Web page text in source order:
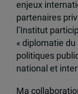
enjeux
partenaires
l’Institut
« diplomatie
politiques
national et
Ma